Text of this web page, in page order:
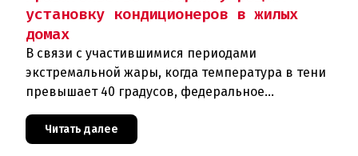
установку кондиционеров в жилых
домах
В связи с участившимися периодами
экстремальной жары, когда температура в тени
превышает 40 градусов, федеральное
правительство Австрии взялось за решение
проблемы перегрева жилых помещений. В среду н
Читать далее